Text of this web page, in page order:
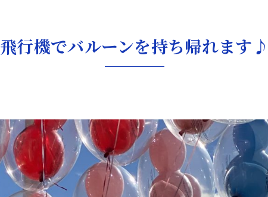
飛行機でバルーンを持ち帰れます